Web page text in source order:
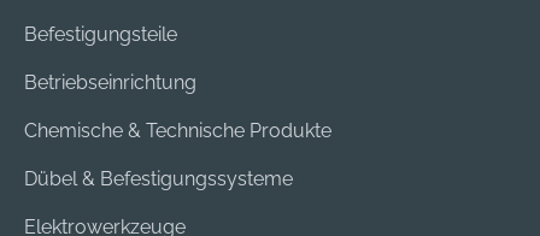
Befestigungsteile
Betriebseinrichtung
Chemische & Technische Produkte
Dübel & Befestigungssysteme
Elektrowerkzeuge